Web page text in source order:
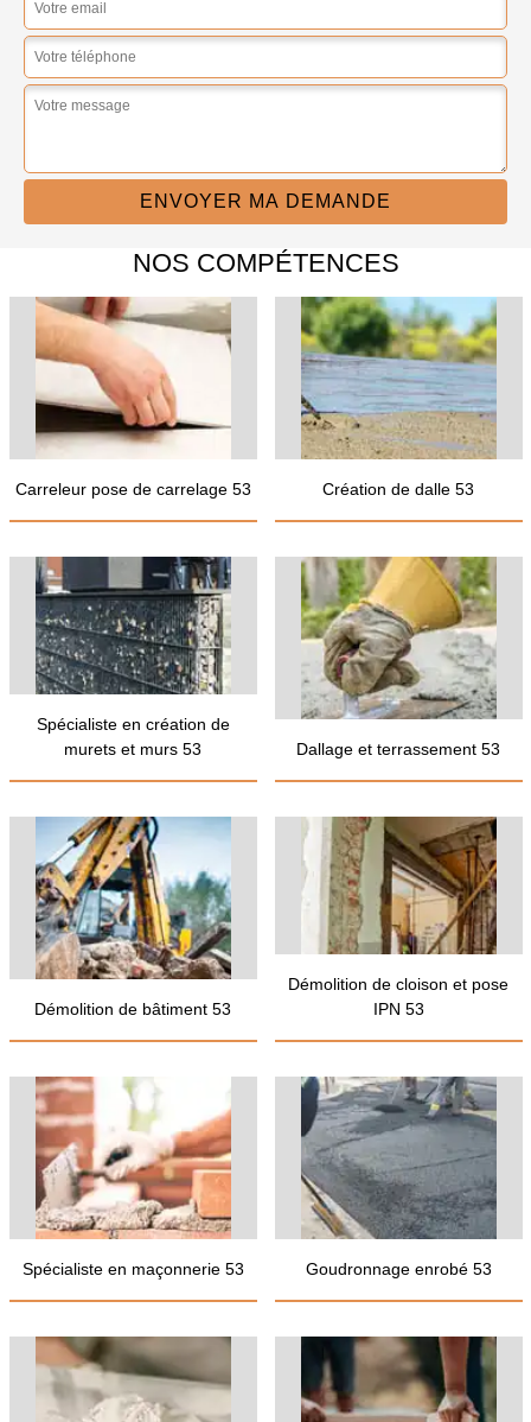
NOS COMPÉTENCES
Carreleur pose de carrelage 53 Création de dalle 53
Spécialiste en création de
murets et murs 53
Dallage et terrassement 53
Démolition de bâtiment 53
Démolition de cloison et pose
IPN 53
Spécialiste en maçonnerie 53 Goudronnage enrobé 53